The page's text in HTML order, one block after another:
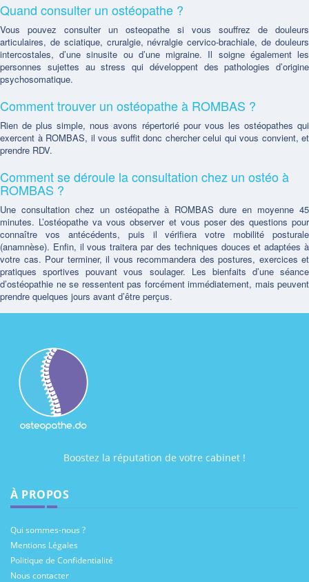
Quand consulter un ostéopathe ?
Vous pouvez consulter un osteopathe si vous souffrez de douleurs
articulaires, de sciatique, cruralgie, névralgie cervico-brachiale, de douleurs
intercostales, d’une sinusite ou d’une migraine. Il soigne également les
personnes sujettes au stress qui développent des pathologies d’origine
psychosomatique.
Comment trouver un ostéopathe à ROMBAS ?
Rien de plus simple, nous avons répertorié pour vous les ostéopathes qui
exercent à ROMBAS, il vous suffit donc chercher celui qui vous convient, et
prendre RDV.
Comment se déroule la consultation chez un ostéo à
ROMBAS ?
Une consultation chez un ostéopathe à ROMBAS dure en moyenne 45
minutes. L’ostéopathe va vous observer et vous poser des questions pour
connaître vos antécédents, puis il vérifiera votre mobilité posturale
(anamnèse). Enfin, il vous traitera par des techniques douces et adaptées à
votre cas. Pour terminer, il vous recommandera des postures, exercices et
pratiques sportives pouvant vous soulager. Les bienfaits d’une séance
d’ostéopathie ne se ressentent pas forcément immédiatement, mais peuvent
prendre quelques jours avant d’être perçus.
Boostez la réputation de votre cabinet !
À PROPOS
Qui sommes-nous ?
Mentions Légales
Politique de Confidentialité
Nous contacter